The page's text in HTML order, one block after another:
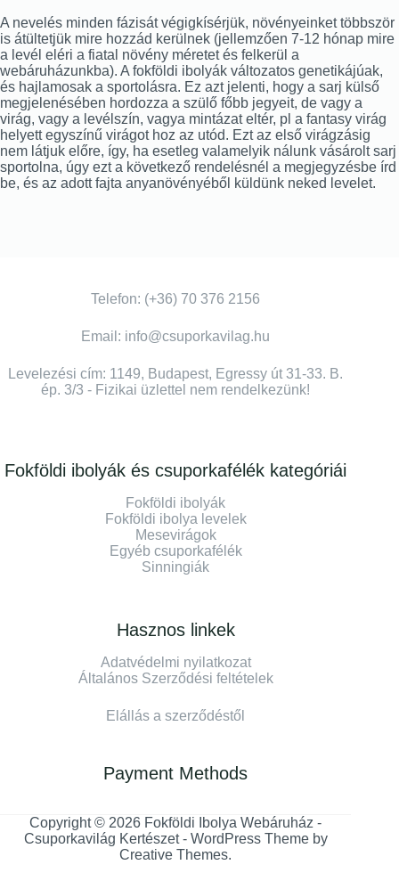
A nevelés minden fázisát végigkísérjük, növényeinket többször
is átültetjük mire hozzád kerülnek (jellemzően 7-12 hónap mire
a levél eléri a fiatal növény méretet és felkerül a
webáruházunkba). A fokföldi ibolyák változatos genetikájúak,
és hajlamosak a sportolásra. Ez azt jelenti, hogy a sarj külső
megjelenésében hordozza a szülő főbb jegyeit, de vagy a
virág, vagy a levélszín, vagya mintázat eltér, pl a fantasy virág
helyett egyszínű virágot hoz az utód. Ezt az első virágzásig
nem látjuk előre, így, ha esetleg valamelyik nálunk vásárolt sarj
sportolna, úgy ezt a következő rendelésnél a megjegyzésbe írd
be, és az adott fajta anyanövényéből küldünk neked levelet.
Telefon: (+36) 70 376 2156
Email: info@csuporkavilag.hu
Levelezési cím: 1149, Budapest, Egressy út 31-33. B.
ép. 3/3 - Fizikai üzlettel nem rendelkezünk!
Fokföldi ibolyák és csuporkafélék kategóriái
Fokföldi ibolyák
Fokföldi ibolya levelek
Mesevirágok
Egyéb csuporkafélék
Sinningiák
Hasznos linkek
Adatvédelmi nyilatkozat
Általános Szerződési feltételek
Elállás a szerződéstől
Payment Methods
Copyright © 2026 Fokföldi Ibolya Webáruház -
Csuporkavilág Kertészet - WordPress Theme by
Creative Themes.